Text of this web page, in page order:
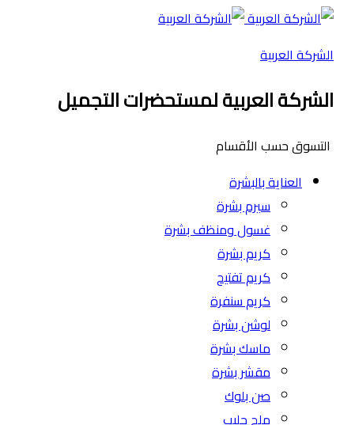
الشركة العربية
الشركة العربية لمستحضرات التجميل
التسوق حسب الأقسام
العناية بالبشرة
سيرم بشرة
غسول ومنظف بشرة
كريم بشرة
كريم تفتيح
كريم سنفرة
لوشن بشرة
ماسك بشرة
مقشر بشرة
صن بلوك
ملح حليب